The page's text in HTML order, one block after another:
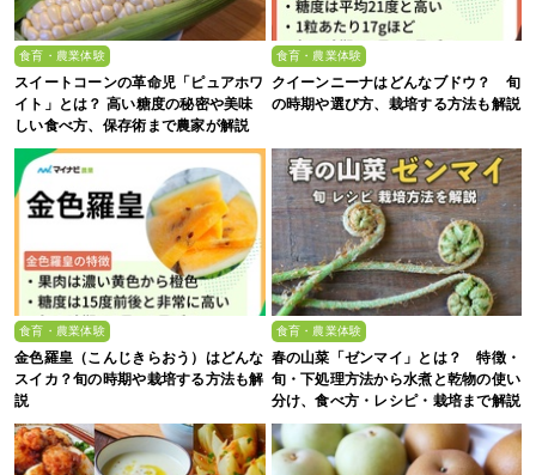
食育・農業体験
スイートコーンの革命児「ピュアホワ
イト」とは？ 高い糖度の秘密や美味
しい食べ方、保存術まで農家が解説
食育・農業体験
クイーンニーナはどんなブドウ？ 旬
の時期や選び方、栽培する方法も解説
食育・農業体験
金色羅皇（こんじきらおう）はどんな
スイカ？旬の時期や栽培する方法も解
説
食育・農業体験
春の山菜「ゼンマイ」とは？ 特徴・
旬・下処理方法から水煮と乾物の使い
分け、食べ方・レシピ・栽培まで解説